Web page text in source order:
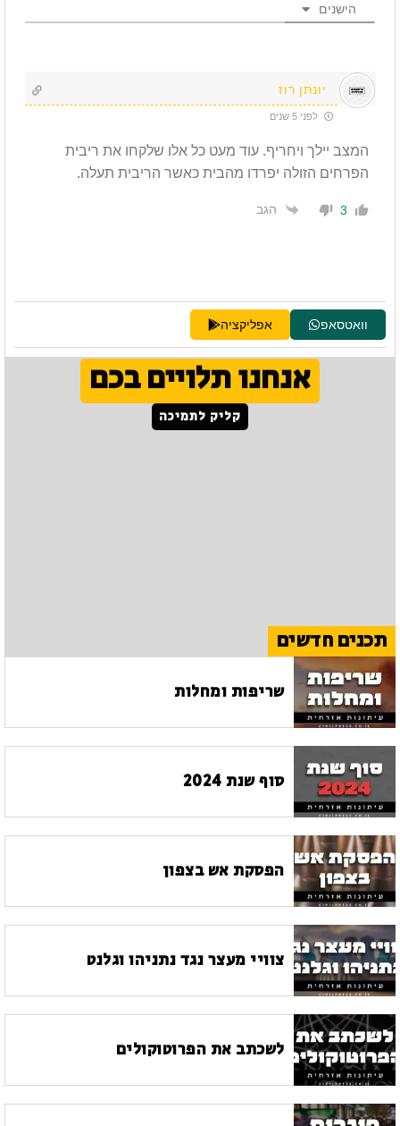
הישנים
יונתן רוז
לפני 5 שנים
המצב יילך ויחריף. עוד מעט כל אלו שלקחו את ריבית
הפרחים הזולה יפרדו מהבית כאשר הריבית תעלה.
3 הגב
וואטסאפ אפליקציה
אנחנו תלויים בכם
קליק לתמיכה
תכנים חדשים
שריפות ומחלות
סוף שנת 2024
הפסקת אש בצפון
צוויי מעצר נגד נתניהו וגלנט
לשכתב את הפרוטוקולים